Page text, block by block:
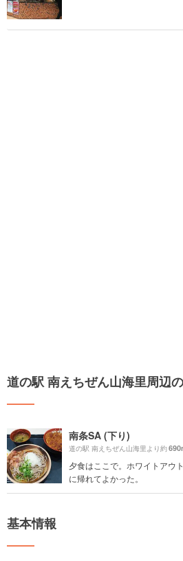
道の駅 南えちぜん山海里周辺
南条SA (下り)
道の駅 南えちぜん山海里より約
夕食はここで。ホワイトアウ
に帰れてよかった。
基本情報